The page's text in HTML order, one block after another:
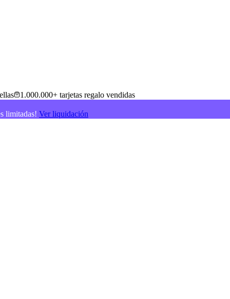
1.000.000+ tarjetas regalo vendidas
limitadas! Ver liquidación